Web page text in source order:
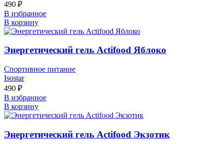
490 ₽
В избранное
В корзину
Энергетический гель Actifood Яблоко
Спортивное питание
Isostar
490 ₽
В избранное
В корзину
Энергетический гель Actifood Экзотик